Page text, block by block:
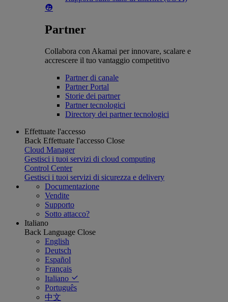
Partner
Collabora con Akamai per innovare, scalare e
accrescere il tuo vantaggio competitivo
Partner di canale
Partner Portal
Storie dei partner
Partner tecnologici
Directory dei partner tecnologici
Effettuate l'accesso
Back Effettuate l'accesso Close
Cloud Manager
Gestisci i tuoi servizi di cloud computing
Control Center
Gestisci i tuoi servizi di sicurezza e delivery
Documentazione
Vendite
Supporto
Sotto attacco?
Italiano
Back Language Close
English
Deutsch
Español
Français
Italiano
Português
中文